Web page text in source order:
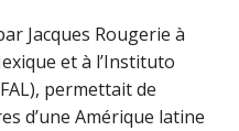
Jacques Rougerie à
et à l’Instituto
permettait de
d’une Amérique latine